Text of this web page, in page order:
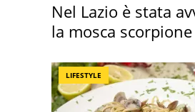
Nel Lazio è stata
la mosca scorpione
LIFESTYLE